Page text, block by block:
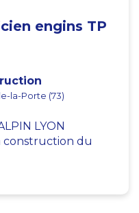
engins TP
la-Porte (73)
LYON
construction du